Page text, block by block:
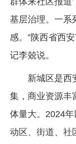
党建工作
企业文化
《资源再生》杂志
基层治理。一系
感。”陕西省西
记李兢说。
新城区是西
集，商业资源丰
体量大。2024
动区、街道、社